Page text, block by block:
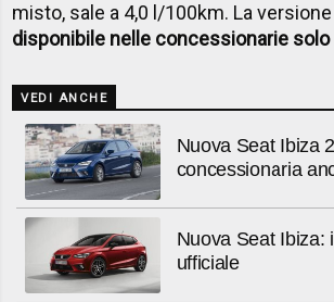
misto, sale a 4,0 l/100km. La
disponibile nelle concessionarie solo
VEDI ANCHE
Nuova Seat Ibiza
concessionaria
Nuova Seat Ibiza:
ufficiale